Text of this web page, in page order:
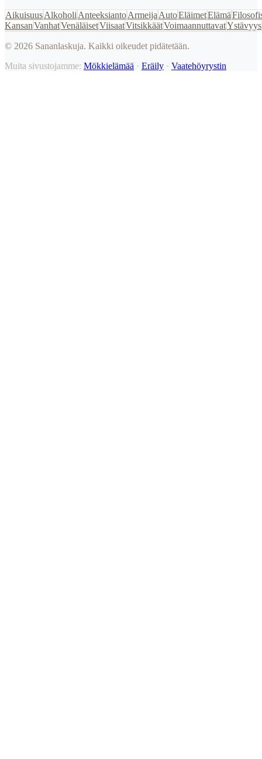
AikuisuusAlkoholi AnteeksiantoArmeija AutoEläimetElämä
KansanVanhatVenäläisetViisaatVitsikkäätVoimaannuttavatYstävyys
© 2026 Sananlaskuja. Kaikki oikeudet pidätetään.
Muita sivustojamme: Mökkielämää · Eräily · Vaatehöyrystin